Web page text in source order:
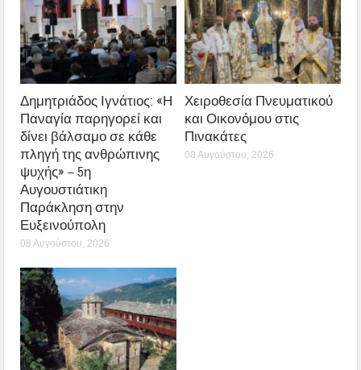
Δημητριάδος Ιγνάτιος: «Η
Παναγία παρηγορεί και
δίνει βάλσαμο σε κάθε
πληγή της ανθρώπινης
ψυχής» – 5η
Αυγουστιάτικη
Παράκληση στην
Ευξεινούπολη
08 Αυγούστου, 2026
Χειροθεσία Πνευματικού
και Οικονόμου στις
Πινακάτες
08 Αυγούστου, 2026